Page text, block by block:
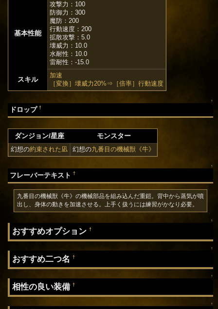
基本性能
攻撃力：100
防御力：300
魔防：200
行動速度：200
拡散攻撃：5.0
壊威力：10.0
水耐性：10.0
雷耐性：-15.0
スキル
加速
［変換］壊威力20%⇒［倍率］行動速度
↑
ドロップ†
ダンジョン/星座 モンスター
幻想の約束された凪 幻想の九番目の機械獣《牛》
↑
フレーバーテキスト†
九番目の機械獣《牛》の機械部品を組み込んだ重鎧。背中から蒸気が噴
出し、身体の動きを加速させる。上手く扱うには練習がかなり必要。
↑
おすすめオプション†
↑
おすすめ二つ名†
↑
相性の良い装備†
↑